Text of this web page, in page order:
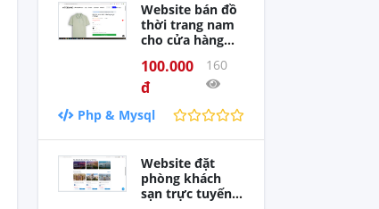
Website bán đồ
thời trang nam
cho cửa hàng
MySQL có thanh
toán vnpay
100.000
đ
160
Php & Mysql
Website đặt
phòng khách
sạn trực tuyến